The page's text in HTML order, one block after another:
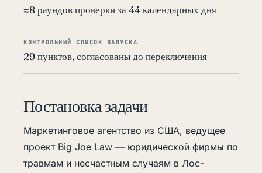
≈8 раундов проверки за 44 календарных дня
КОНТРОЛЬНЫЙ СПИСОК ЗАПУСКА
29 пунктов, согласованы до переключения
Постановка задачи
Маркетинговое агентство из США, ведущее
проект Big Joe Law — юридической фирмы по
травмам и несчастным случаям в Лос-